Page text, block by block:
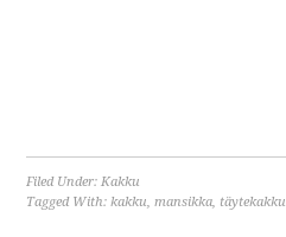
Filed Under:Kakku
Tagged With:kakku,mansikka, täytekakku